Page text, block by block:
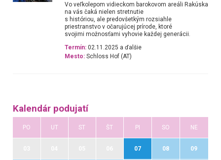
Vo veľkolepom vidieckom barokovom areáli Rakúska
na vás čaká nielen stretnutie
s históriou, ale predovšetkým rozsiahle
priestranstvo v očarujúcej prírode, ktoré
svojimi možnosťami vyhovie každej generácii.
Termín: 02.11.2025 a ďalšie
Mesto: Schloss Hof (AT)
Kalendár podujatí
PO UT ST ŠT PI SO NE
07 08 09